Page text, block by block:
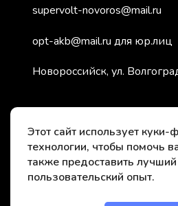
supervolt-novoros@mail.ru
opt-akb@mail.ru для юр.лиц
Новороссийск, ул.
2026 © СуперВольт -
*Instagram принадлежит компании Meta,
Этот сайт использует
технологии, чтобы помочь
также предоставить лучший
пользовательский опыт.